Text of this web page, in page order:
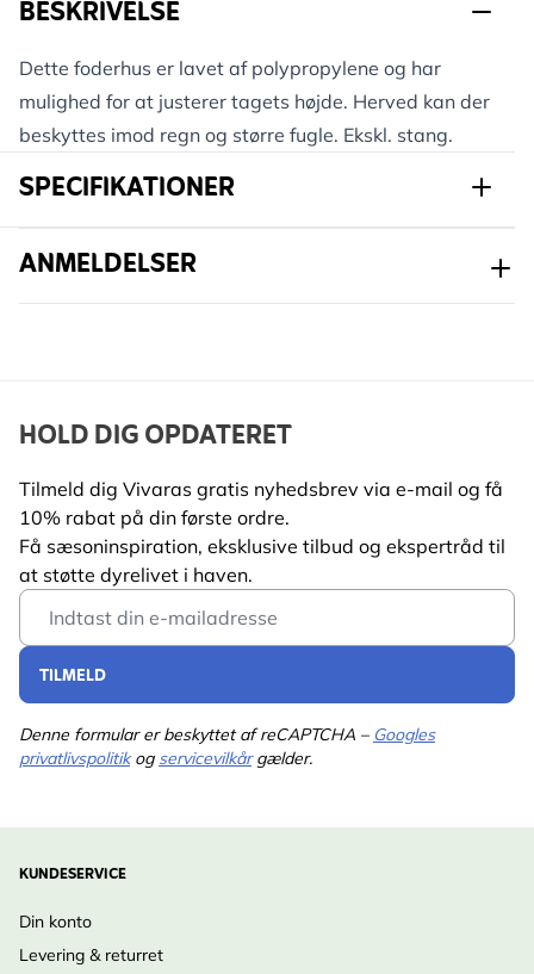
BESKRIVELSE
Dette foderhus er lavet af polypropylene og har
mulighed for at justerer tagets højde. Herved kan der
beskyttes imod regn og større fugle. Ekskl. stang.
SPECIFIKATIONER
Varenummer
Mærke CJ Wildlife
Længde 132 mm
Vægt 0.14 kg
Egnet
dyreliv
Fugl
Egnet til
Gråspurv, Solsort, Musvit,
Blåmejse, Rødhals,
Spætmejse, Træløber,
Sortmejse, Halemejse,
Læs mere
ANMELDELSER
HOLD DIG OPDATERET
Tilmeld dig Vivaras gratis nyhedsbrev via e-mail og få
10% rabat på din første ordre.
Få sæsoninspiration, eksklusive tilbud og ekspertråd til
at støtte dyrelivet i haven.
Email Address
TILMELD
Denne formular er beskyttet af reCAPTCHA – Googles
privatlivspolitikog servicevilkårgælder.
KUNDESERVICE
Din konto
Levering & returret